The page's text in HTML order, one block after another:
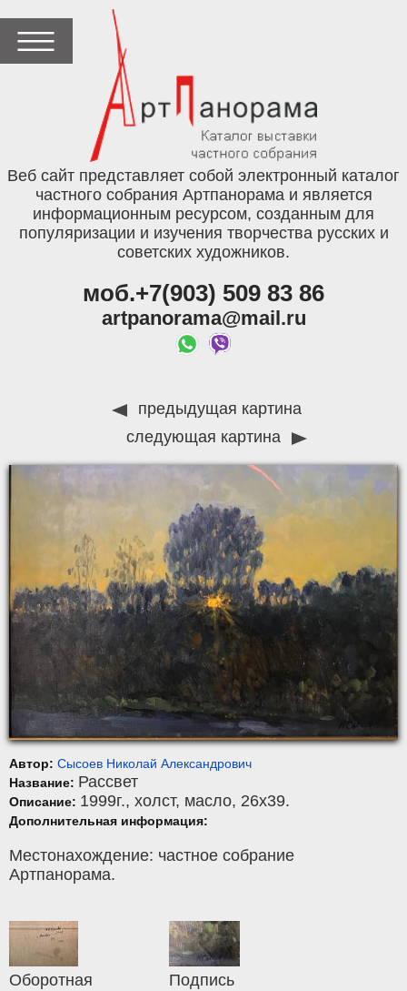
Веб сайт представляет собой электронный каталог
частного собрания Артпанорама и является
информационным ресурсом, созданным для
популяризации и изучения творчества русских и
советских художников.
моб.+7(903) 509 83 86
artpanorama@mail.ru
предыдущая картина
следующая картина
Автор: Сысоев Николай Александрович
Название: Рассвет
Описание: 1999г., холст, масло, 26x39.
Дополнительная информация:
Местонахождение: частное собрание
Артпанорама.
Оборотная Подпись